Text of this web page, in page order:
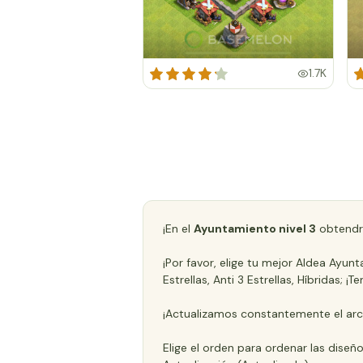
1.7K
¡En el Ayuntamiento nivel 3
¡Por favor, elige tu mejor Aldea
Estrellas, Anti 3 Estrellas, Híbridas;
¡Actualizamos constantemente el
Elige el orden para ordenar las